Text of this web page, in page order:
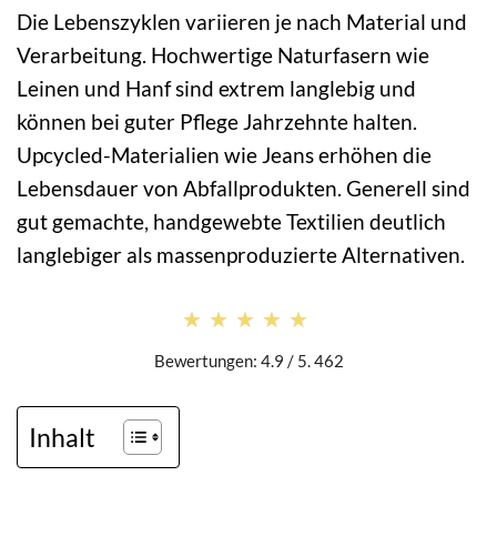
Die Lebenszyklen variieren je nach Material und
Verarbeitung. Hochwertige Naturfasern wie
Leinen und Hanf sind extrem langlebig und
können bei guter Pflege Jahrzehnte halten.
Upcycled-Materialien wie Jeans erhöhen die
Lebensdauer von Abfallprodukten. Generell sind
gut gemachte, handgewebte Textilien deutlich
langlebiger als massenproduzierte Alternativen.
★★★★★
★★★★★
Bewertungen: 4.9 / 5. 462
Inhalt